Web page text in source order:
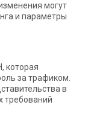
могут
и параметры
которая
за трафиком.
в
требований